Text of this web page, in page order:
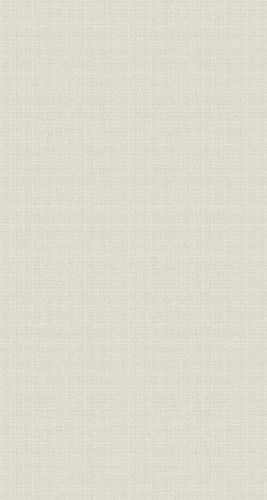
設備
事業の拡大・発展と戦時下の経
営 1917●大正6年→昭和20年
●1945
昭和6年
(1945年)
製品
焦土からの出発と高度成長の軌
跡 1946●昭和21年→昭和46年
●1971
昭和21年
(1962年)頃
技術
焦土からの出発と高度成長の軌
跡 1946●昭和21年→昭和46年
●1971
昭和36年
(1971年)